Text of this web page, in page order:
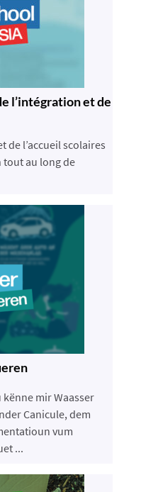
l’intégration et de
de l’accueil scolaires
tout au long de
mir Waasser
Canicule, dem
vum
...